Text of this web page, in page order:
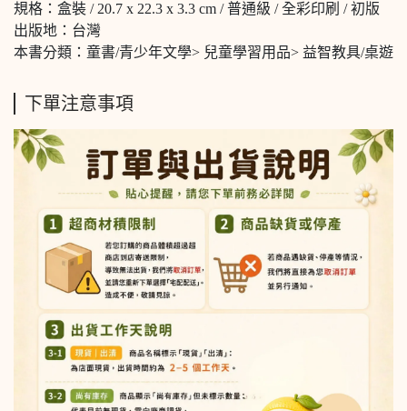
規格：盒裝 / 20.7 x 22.3 x 3.3 cm / 普通級 / 全彩印刷 / 初版
出版地：台灣
本書分類：童書/青少年文學> 兒童學習用品> 益智教具/桌遊
下單注意事項